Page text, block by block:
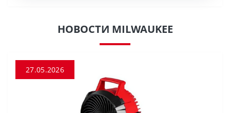
НОВОСТИ MILWAUKEE
27.05.2026